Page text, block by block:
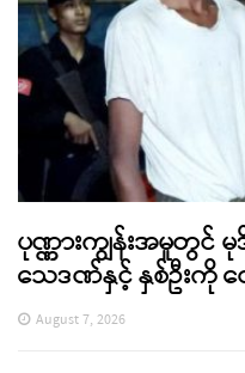
ပုဏ္ဏားကျွန်းအမှုတွင်
သေဒဏ်နှင့် နှစ်ဦးကို
August 7, 2026